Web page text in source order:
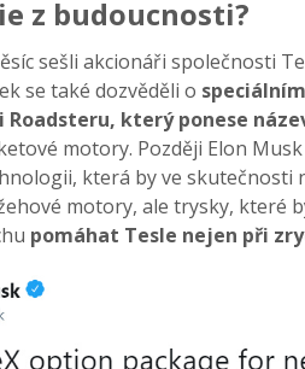
z budoucnosti?
sešli akcionáři společnosti
se také dozvěděli o
který ponese
motory. Později Elon
která by ve skutečnosti
motory, ale trysky, které
pomáhat Tesle nejen při